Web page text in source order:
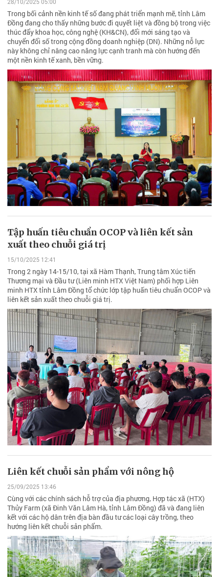
Trong bối cảnh nền kinh tế số đang phát triển mạnh mẽ, tỉnh Lâm
Đồng đang cho thấy những bước đi quyết liệt và đồng bộ trong việc
thúc đẩy khoa học, công nghệ (KH&CN), đổi mới sáng tạo và
chuyển đổi số trong cộng đồng doanh nghiệp (DN). Những nỗ lực
này không chỉ nâng cao năng lực cạnh tranh mà còn hướng đến
một nền kinh tế xanh, bền vững.
Tập huấn tiêu chuẩn OCOP và liên kết sản
xuất theo chuỗi giá trị
15/10/2025 12:41
Trong 2 ngày 14-15/10, tại xã Hàm Thạnh, Trung tâm Xúc tiến
Thương mại và Đầu tư (Liên minh HTX Việt Nam) phối hợp Liên
minh HTX tỉnh Lâm Đồng tổ chức lớp tập huấn tiêu chuẩn OCOP và
liên kết sản xuất theo chuỗi giá trị.
Liên kết chuỗi sản phẩm với nông hộ
25/09/2025 13:46
Cùng với các chính sách hỗ trợ của địa phương, Hợp tác xã (HTX)
Thủy Farm (xã Đinh Văn Lâm Hà, tỉnh Lâm Đồng) đã và đang liên
kết với các hộ dân trên địa bàn đầu tư các loại cây trồng, theo
hướng liên kết chuỗi sản phẩm.